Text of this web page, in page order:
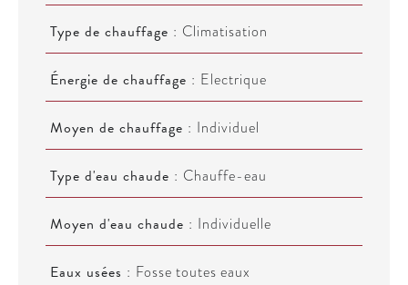
Type de chauffage Climatisation
Énergie de chauffage Electrique
Moyen de chauffage Individuel
Type d'eau chaude Chauffe-eau
Moyen d'eau chaude Individuelle
Eaux usées Fosse toutes eaux